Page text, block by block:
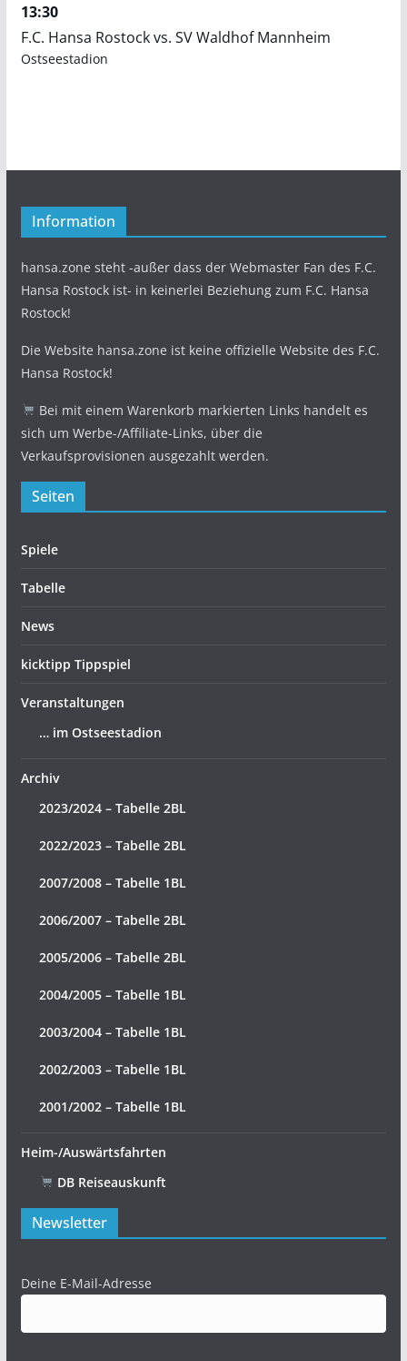
13:30
F.C. Hansa Rostock vs. SV Waldhof Mannheim
Ostseestadion
Information
hansa.zone steht -außer dass der Webmaster Fan des F.C.
Hansa Rostock ist- in keinerlei Beziehung zum F.C. Hansa
Rostock!
Die Website hansa.zone ist keine offizielle Website des F.C.
Hansa Rostock!
Bei mit einem Warenkorb markierten Links handelt es
sich um Werbe-/Affiliate-Links, über die
Verkaufsprovisionen ausgezahlt werden.
Seiten
Spiele
Tabelle
News
kicktipp Tippspiel
Veranstaltungen
… im Ostseestadion
Archiv
2023/2024 – Tabelle 2BL
2022/2023 – Tabelle 2BL
2007/2008 – Tabelle 1BL
2006/2007 – Tabelle 2BL
2005/2006 – Tabelle 2BL
2004/2005 – Tabelle 1BL
2003/2004 – Tabelle 1BL
2002/2003 – Tabelle 1BL
2001/2002 – Tabelle 1BL
Heim-/Auswärtsfahrten
DB Reiseauskunft
Newsletter
Deine E-Mail-Adresse